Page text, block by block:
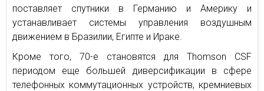
поставляет спутники в Германию и Америку и
устанавливает системы управления воздушным
движением в Бразилии, Египте и Ираке.
Кроме того, 70-е становятся для Thomson CSF
периодом еще большей диверсификации в сфере
телефонных коммутационных устройств, кремниевых